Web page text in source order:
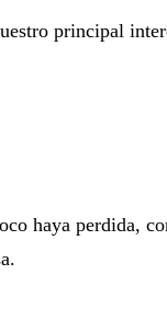
principal
haya perdida,